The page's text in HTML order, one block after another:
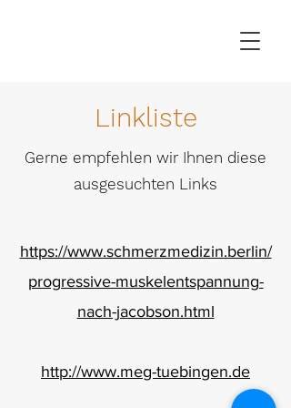
Linkliste
Gerne empfehlen wir Ihnen diese
ausgesuchten Links
https://www.schmerzmedizin.berlin/
progressive-muskelentspannung-
nach-jacobson.html
http://www.meg-tuebingen.de